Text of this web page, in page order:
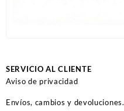
SERVICIO AL CLIENTE
Aviso de privacidad
Envíos, cambios y devoluciones.